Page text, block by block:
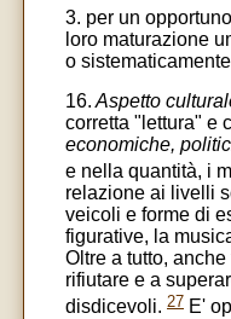
3. per un
loro maturazione
o
16. Aspetto
corretta "lettura" e
economiche,
e nella quantità, i
relazione ai livelli
veicoli e forme di
figurative, la
Oltre a tutto,
rifiutare e a
disdicevoli. 27 E'